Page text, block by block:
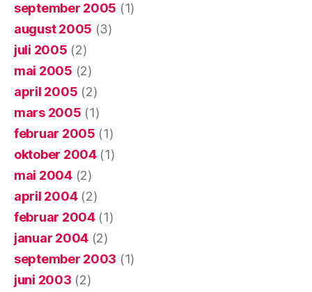
september 2005 (1)
august 2005 (3)
juli 2005 (2)
mai 2005 (2)
april 2005 (2)
mars 2005 (1)
februar 2005 (1)
oktober 2004(1)
mai 2004(2)
april 2004(2)
februar 2004(1)
januar 2004 (2)
september 2003 (1)
juni 2003 (2)